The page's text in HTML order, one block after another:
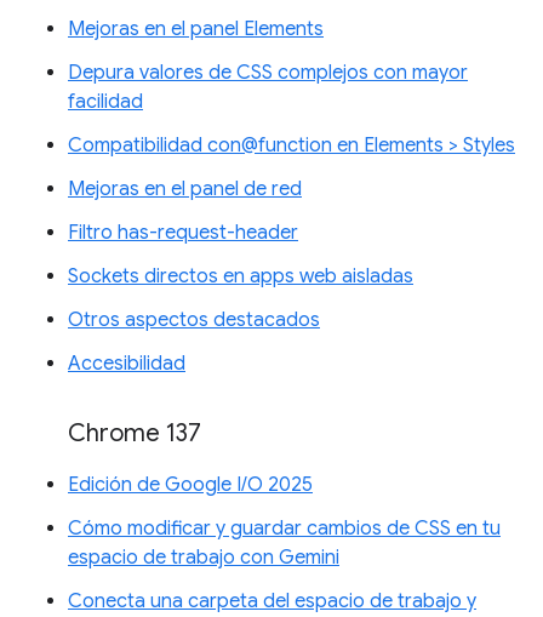
Mejoras en el panel Elements
Depura valores de CSS complejos con mayor
facilidad
Compatibilidad con@function en Elements > Styles
Mejoras en el panel de red
Filtro has-request-header
Sockets directos en apps web aisladas
Otros aspectos destacados
Accesibilidad
Chrome 137
Edición de Google I/O 2025
Cómo modificar y guardar cambios de CSS en tu
espacio de trabajo con Gemini
Conecta una carpeta del espacio de trabajo y